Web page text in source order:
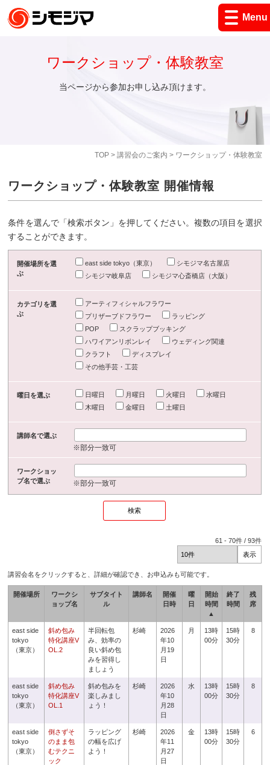
Menu
TOP> 講習会のご案内 > ワークショップ・体験教室
ワークショップ・体験教室
当ページから参加お申し込み頂けます。
ワークショップ・体験教室 開催情報
条件を選んで「検索ボタン」を押してください。複数の項目を選択
することができます。
開催場所を選
ぶ
east side tokyo（東京）
シモジマ名古屋店
シモジマ岐阜店
シモジマ心斎橋店（大阪）
カテゴリを選
ぶ
アーティフィシャルフラワー
プリザーブドフラワー
ラッピング
POP
スクラップブッキング
ハワイアンリボンレイ
ウェディング関連
クラフト
ディスプレイ
その他手芸・工芸
曜日を選ぶ 日曜日 月曜日 火曜日
水曜日
木曜日
金曜日 土曜日
講師名で選ぶ
※部分一致可
ワークショッ
プ名で選ぶ
※部分一致可
61 -70件 /93件
講習会名をクリックすると、詳細が確認でき、お申込みも可能です。
開催場所
ワークシ
ョップ名
サブタイト
ル
講師名
開催
日時
曜
日
開始
時間
▲
終了
時間
残
席
east side
tokyo
（東京）
斜め包み
特化講座V
OL.2
半回転包
み、効率の
良い斜め包
みを習得し
ましょう
杉崎
2026
年10
月19
日
月
13時
00分
15時
30分
8
east side
tokyo
（東京）
斜め包み
特化講座V
OL.1
斜め包みを
楽しみまし
ょう！
杉崎
2026
年10
月28
日
水
13時
00分
15時
30分
8
east side
tokyo
（東京）
倒さずそ
のまま包
むテクニ
ック
ラッピング
の幅を広げ
よう！
杉崎
2026
年11
月27
日
金
13時
00分
15時
30分
6